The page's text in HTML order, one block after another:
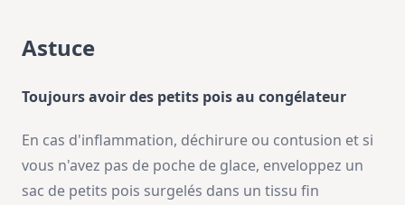
Astuce
Toujours avoir des petits pois au congélateur
En cas d'inflammation, déchirure ou contusion et si
vous n'avez pas de poche de glace, enveloppez un
sac de petits pois surgelés dans un tissu fin